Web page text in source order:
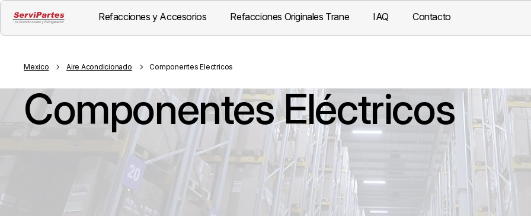
Refacciones y Accesorios Refacciones Originales Trane IAQ Contacto
Mexico Aire Acondicionado Componentes Electricos
Componentes Eléctricos